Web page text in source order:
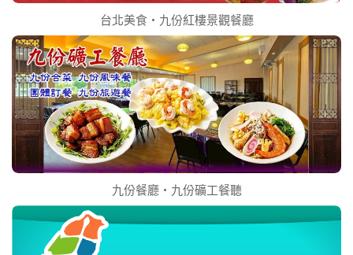
台北美食‧九份紅樓景觀餐廳
九份餐廳‧九份礦工餐聽